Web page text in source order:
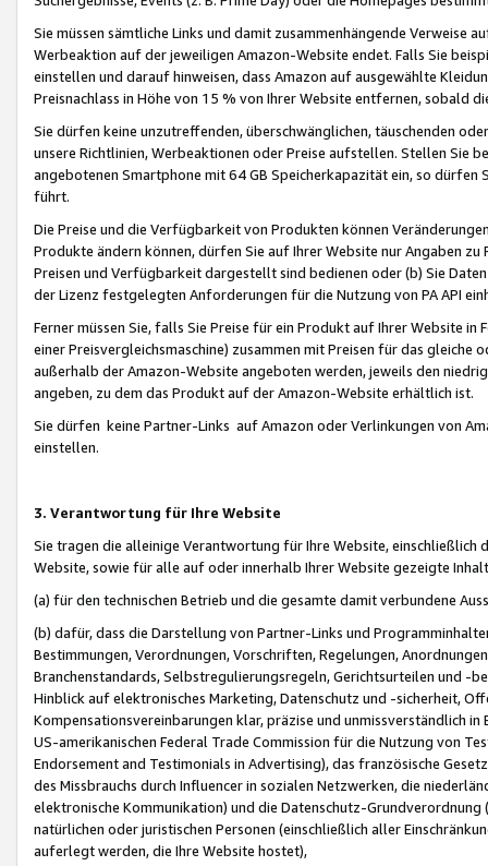
Sie müssen sämtliche Links und damit zusammenhängende
Werbeaktion auf der jeweiligen Amazon-Website endet. Falls Sie
einstellen und darauf hinweisen, dass Amazon auf ausgewählte
Preisnachlass in Höhe von 15 % von Ihrer Website entfernen, sobald
Sie dürfen keine unzutreffenden, überschwänglichen, täuschenden
unsere Richtlinien, Werbeaktionen oder Preise aufstellen. Stellen Sie
angebotenen Smartphone mit 64 GB Speicherkapazität ein, so dürfen
führt.
Die Preise und die Verfügbarkeit von Produkten können
Produkte ändern können, dürfen Sie auf Ihrer Website nur Angaben
Preisen und Verfügbarkeit dargestellt sind bedienen oder (b) Sie
der Lizenz festgelegten Anforderungen für die Nutzung von PA API
Ferner müssen Sie, falls Sie Preise für ein Produkt auf Ihrer Website
einer Preisvergleichsmaschine) zusammen mit Preisen für das
außerhalb der Amazon-Website angeboten werden, jeweils den
angeben, zu dem das Produkt auf der Amazon-Website erhältlich ist.
Sie dürfen keine Partner-Links auf Amazon oder Verlinkungen von
einstellen.
3. Verantwortung für Ihre Website
Sie tragen die alleinige Verantwortung für Ihre Website,
Website, sowie für alle auf oder innerhalb Ihrer Website gezeigte
(a) für den technischen Betrieb und die gesamte damit verbundene
(b) dafür, dass die Darstellung von Partner-Links und
Bestimmungen, Verordnungen, Vorschriften, Regelungen,
Branchenstandards, Selbstregulierungsregeln, Gerichtsurteilen und -
Hinblick auf elektronisches Marketing, Datenschutz und -sicherheit,
Kompensationsvereinbarungen klar, präzise und unmissverständlich
US-amerikanischen Federal Trade Commission für die Nutzung von
Endorsement and Testimonials in Advertising), das französische
des Missbrauchs durch Influencer in sozialen Netzwerken, die
elektronische Kommunikation) und die Datenschutz-
natürlichen oder juristischen Personen (einschließlich aller
auferlegt werden, die Ihre Website hostet),